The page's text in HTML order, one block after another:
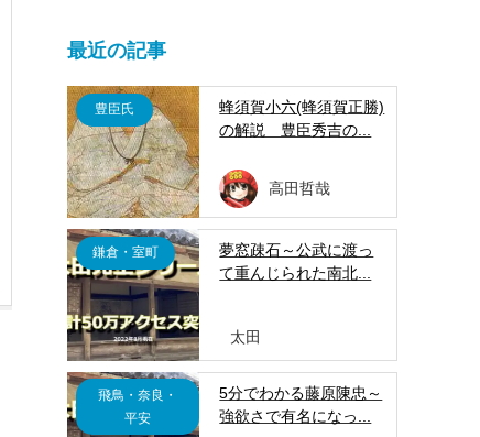
最近の記事
豊臣氏
蜂須賀小六(蜂須賀正勝)
の解説 豊臣秀吉の...
高田哲哉
鎌倉・室町
夢窓疎石～公武に渡っ
て重んじられた南北...
太田
飛鳥・奈良・
平安
5分でわかる藤原陳忠～
強欲さで有名になっ...